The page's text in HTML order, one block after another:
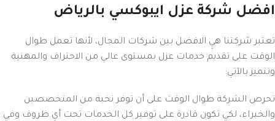
افضل شركة عزل ايبوكسي بالرياض
تعتبر شركتنا هيِ الافضل بين شركات المجال، لأنها تعمل طوال
الوقت على تقديم خدمات عزل بمستوى عالي من الاحتراف والمهنية
وتتميز بالآتي:
تحرص الشركة طوال الوقت على أن توفر نخبة من المتخصصين
والخبراء، لكي تكون قادرة على توفير كل الخدمات تحت أي ظروف وفي